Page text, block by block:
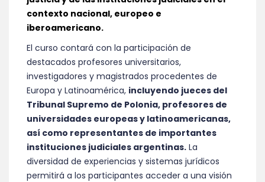
contexto nacional, europeo e
iberoamericano.
El curso contará con la participación de
destacados profesores universitarios,
investigadores y magistrados procedentes de
Europa y Latinoamérica, incluyendo jueces del
Tribunal Supremo de Polonia, profesores de
universidades europeas y latinoamericanas,
así como representantes de importantes
instituciones judiciales argentinas. La
diversidad de experiencias y sistemas jurídicos
permitirá a los participantes acceder a una visión